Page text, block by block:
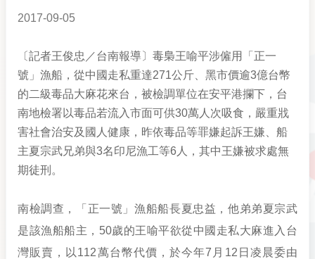
2017-09-05
〔記者王俊忠／台南報導〕毒梟王喻平涉僱用「正一
號」漁船，從中國走私重達271公斤、黑市價逾3億台幣
的二級毒品大麻花來台，被檢調單位在安平港攔下，台
南地檢署以毒品若流入市面可供30萬人次吸食，嚴重戕
害社會治安及國人健康，昨依毒品等罪嫌起訴王嫌、船
主夏宗武兄弟與3名印尼漁工等6人，其中王嫌被求處無
期徒刑。
南檢調查，「正一號」漁船船長夏忠益，他弟弟夏宗武
是該漁船船主，50歲的王喻平欲從中國走私大麻進入台
灣販賣，以112萬台幣代價，於今年7月12日凌晨委由